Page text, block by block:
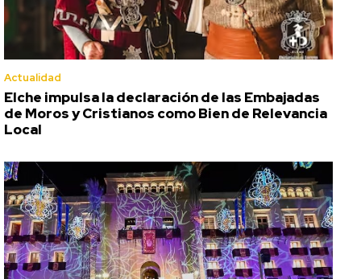
Actualidad
Elche impulsa la declaración de las Embajadas
de Moros y Cristianos como Bien de Relevancia
Local